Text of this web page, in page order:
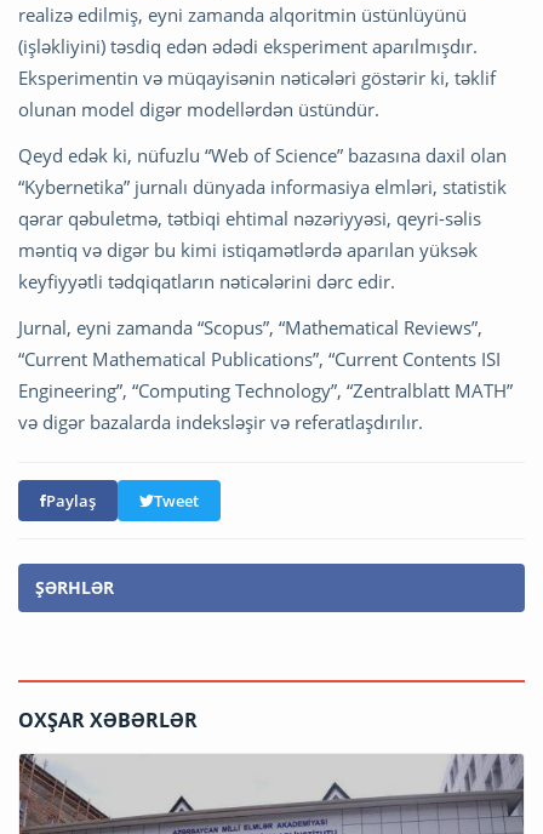
realizə edilmiş, eyni zamanda alqoritmin üstünlüyünü
(işləkliyini) təsdiq edən ədədi eksperiment aparılmışdır.
Eksperimentin və müqayisənin nəticələri göstərir ki, təklif
olunan model digər modellərdən üstündür.
Qeyd edək ki, nüfuzlu “Web of Science” bazasına daxil olan
“Kybernetika” jurnalı dünyada informasiya elmləri, statistik
qərar qəbuletmə, tətbiqi ehtimal nəzəriyyəsi, qeyri-səlis
məntiq və digər bu kimi istiqamətlərdə aparılan yüksək
keyfiyyətli tədqiqatların nəticələrini dərc edir.
Jurnal, eyni zamanda “Scopus”, “Mathematical Reviews”,
“Current Mathematical Publications”, “Current Contents ISI
Engineering”, “Computing Technology”, “Zentralblatt MATH”
və digər bazalarda indeksləşir və referatlaşdırılır.
Paylaş Tweet
ŞƏRHLƏR
OXŞAR XƏBƏRLƏR